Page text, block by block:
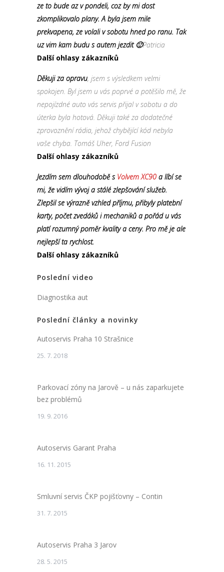
ze to bude az v pondeli, coz by mi dost
zkomplikovalo plany. A byla jsem mile
prekvapena, ze volali v sobotu hned po ranu. Tak
uz vim kam budu s autem jezdit 🙂Patricia
Další ohlasy zákazníků
Děkuji za opravu, jsem s výsledkem velmi
spokojen. Byl jsem u vás poprvé a potěšilo mě, že
nepojízdné auto vás servis přijal v sobotu a do
úterka byla hotová. Děkuji také za dodatečné
zprovoznění rádia, jehož chybějící kód nebyla
vaše chyba. Tomáš Uher, Ford Fusion
Další ohlasy zákazníků
Jezdím sem dlouhodobě s Volvem XC90 a líbí se
mi, že vidím vývoj a stálé zlepšování služeb.
Zlepšil se výrazně vzhled příjmu, přibyly platební
karty, počet zvedáků i mechaniků a pořád u vás
platí rozumný poměr kvality a ceny. Pro mě je ale
nejlepší ta rychlost.
Další ohlasy zákazníků
Poslední video
Diagnostika aut
Poslední články a novinky
Autoservis Praha 10 Strašnice
25. 7. 2018
Parkovací zóny na Jarově – u nás zaparkujete
bez problémů
19. 9. 2016
Autoservis Garant Praha
16. 11. 2015
Smluvní servis ČKP pojišťovny – Contin
31. 7. 2015
Autoservis Praha 3 Jarov
28. 5. 2015